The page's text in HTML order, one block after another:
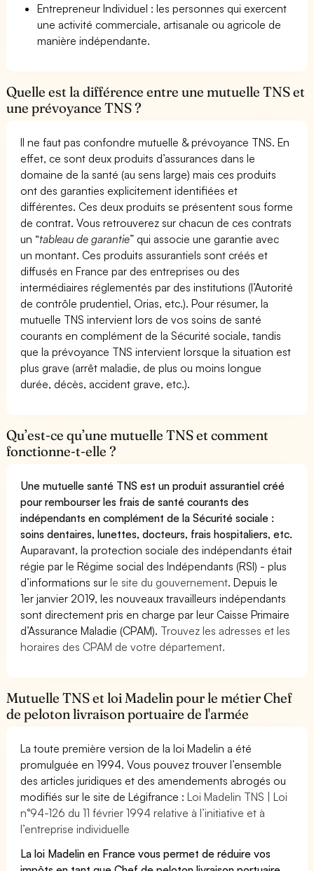
Entrepreneur Individuel : les personnes qui exercent
une activité commerciale, artisanale ou agricole de
manière indépendante.
Quelle est la différence entre une mutuelle TNS et
une prévoyance TNS ?
Il ne faut pas confondre mutuelle & prévoyance TNS. En
effet, ce sont deux produits d’assurances dans le
domaine de la santé (au sens large) mais ces produits
ont des garanties explicitement identifiées et
différentes. Ces deux produits se présentent sous forme
de contrat. Vous retrouverez sur chacun de ces contrats
un “tableau de garantie” qui associe une garantie avec
un montant. Ces produits assurantiels sont créés et
diffusés en France par des entreprises ou des
intermédiaires réglementés par des institutions (l’Autorité
de contrôle prudentiel, Orias, etc.). Pour résumer, la
mutuelle TNS intervient lors de vos soins de santé
courants en complément de la Sécurité sociale, tandis
que la prévoyance TNS intervient lorsque la situation est
plus grave (arrêt maladie, de plus ou moins longue
durée, décès, accident grave, etc.).
Qu’est-ce qu’une mutuelle TNS et comment
fonctionne-t-elle ?
Une mutuelle santé TNS est un produit assurantiel créé
pour rembourser les frais de santé courants des
indépendants en complément de la Sécurité sociale :
soins dentaires, lunettes, docteurs, frais hospitaliers, etc.
Auparavant, la protection sociale des indépendants était
régie par le Régime social des Indépendants (RSI) - plus
d’informations surle site du gouvernement. Depuis le
1er janvier 2019, les nouveaux travailleurs indépendants
sont directement pris en charge par leur Caisse Primaire
d’Assurance Maladie (CPAM). Trouvez les adresses et les
horaires des CPAM de votre département.
Mutuelle TNS et loi Madelin pour le métier Chef
de peloton livraison portuaire de l'armée
La toute première version de la loi Madelin a été
promulguée en 1994. Vous pouvez trouver l’ensemble
des articles juridiques et des amendements abrogés ou
modifiés sur le site de Légifrance :Loi Madelin TNS | Loi
n°94-126 du 11 février 1994 relative à l’initiative et à
l’entreprise individuelle
La loi Madelin en France vous permet de réduire vos